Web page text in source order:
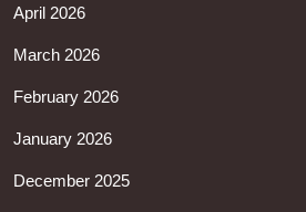
April 2026
March 2026
February 2026
January 2026
December 2025